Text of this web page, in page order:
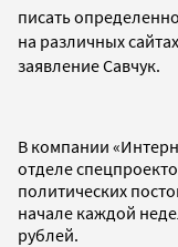
писать
на различных
заявление Савчук.
В компании
отделе
политических
начале каждой
рублей.